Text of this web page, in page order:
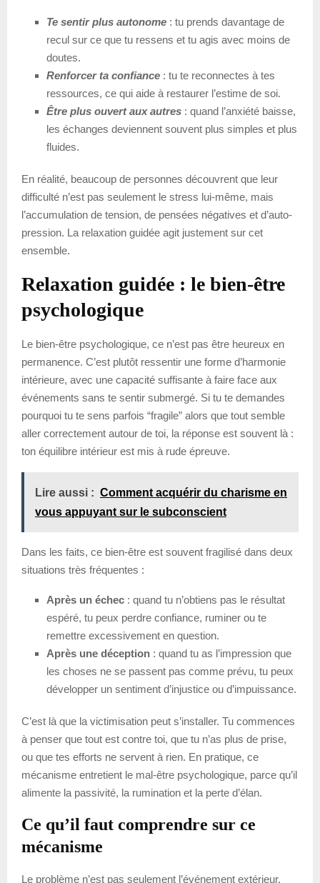
Te sentir plus autonome : tu prends davantage de
recul sur ce que tu ressens et tu agis avec moins de
doutes.
Renforcer ta confiance : tu te reconnectes à tes
ressources, ce qui aide à restaurer l’estime de soi.
Être plus ouvert aux autres : quand l’anxiété baisse,
les échanges deviennent souvent plus simples et plus
fluides.
En réalité, beaucoup de personnes découvrent que leur
difficulté n’est pas seulement le stress lui-même, mais
l’accumulation de tension, de pensées négatives et d’auto-
pression. La relaxation guidée agit justement sur cet
ensemble.
Relaxation guidée : le bien-être
psychologique
Le bien-être psychologique, ce n’est pas être heureux en
permanence. C’est plutôt ressentir une forme d’harmonie
intérieure, avec une capacité suffisante à faire face aux
événements sans te sentir submergé. Si tu te demandes
pourquoi tu te sens parfois “fragile” alors que tout semble
aller correctement autour de toi, la réponse est souvent là :
ton équilibre intérieur est mis à rude épreuve.
Lire aussi : Comment acquérir du charisme en
vous appuyant sur le subconscient
Dans les faits, ce bien-être est souvent fragilisé dans deux
situations très fréquentes :
Après un échec : quand tu n’obtiens pas le résultat
espéré, tu peux perdre confiance, ruminer ou te
remettre excessivement en question.
Après une déception : quand tu as l’impression que
les choses ne se passent pas comme prévu, tu peux
développer un sentiment d’injustice ou d’impuissance.
C’est là que la victimisation peut s’installer. Tu commences
à penser que tout est contre toi, que tu n’as plus de prise,
ou que tes efforts ne servent à rien. En pratique, ce
mécanisme entretient le mal-être psychologique, parce qu’il
alimente la passivité, la rumination et la perte d’élan.
Ce qu’il faut comprendre sur ce
mécanisme
Le problème n’est pas seulement l’événement extérieur.